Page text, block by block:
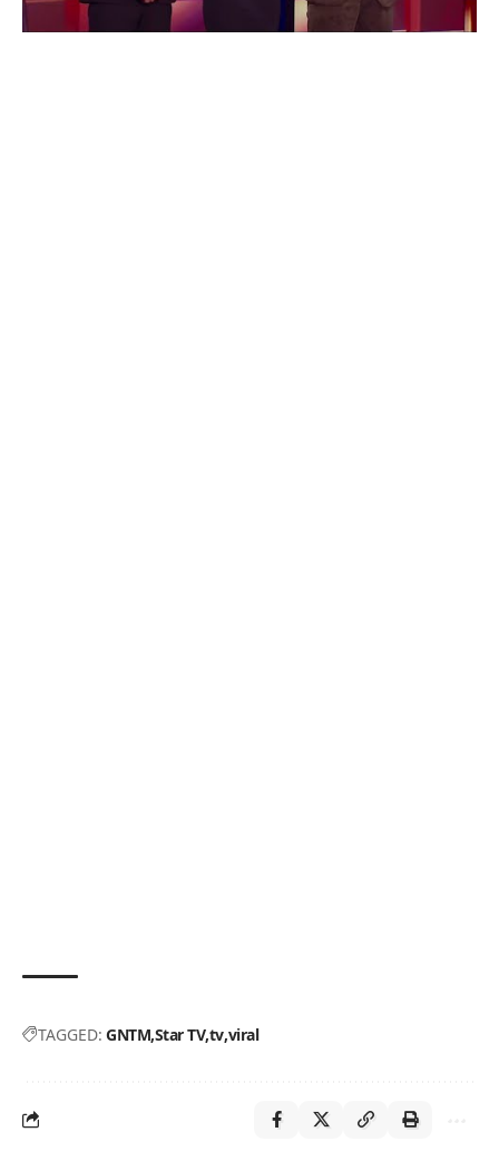
TAGGED: GNTM Star TVtv viral